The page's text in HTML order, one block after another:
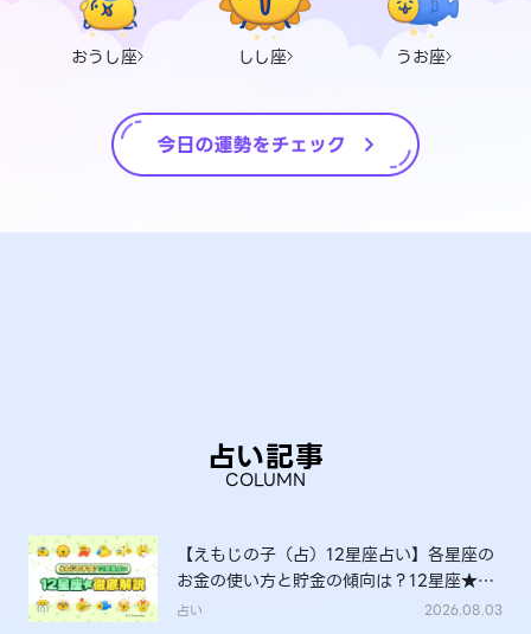
おうし座 しし座 うお座
占い記事
COLUMN
【えもじの子（占）12星座占い】各星座の
お金の使い方と貯金の傾向は？12星座★徹
底解説
占い 2026.08.03